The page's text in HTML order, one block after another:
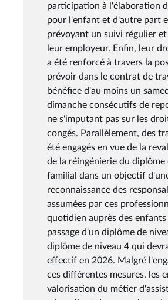
participation à l'élaboration
pour l'enfant et d'autre part
prévoyant un suivi régulier
leur employeur. Enfin, leur
a été renforcé à travers la
prévoir dans le contrat de
bénéfice d'au moins un
dimanche consécutifs de
ne s'imputant pas sur les
congés. Parallèlement, des
été engagés en vue de la
de la réingénierie du diplôme
familial dans un objectif
reconnaissance des
assumées par ces
quotidien auprès des enfants
passage d'un diplôme de
diplôme de niveau 4 qui
effectif en 2026. Malgré
ces différentes mesures, les
valorisation du métier